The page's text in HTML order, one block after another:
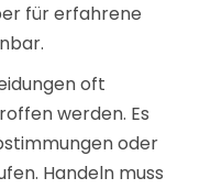
für erfahrene
oft
werden. Es
oder
Handeln muss